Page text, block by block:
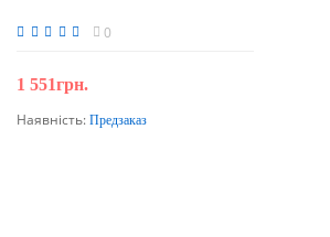
0
1 551грн.
Передзамовлення
Наявність: Предзаказ